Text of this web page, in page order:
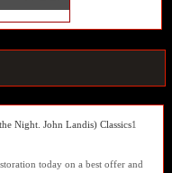
Night. John Landis) Classics1
today on a best offer and